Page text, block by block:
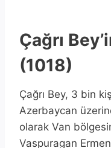
Çağrı
(1018)
Çağrı Bey, 3 bin
Azerbaycan
olarak Van
Vaspuragan